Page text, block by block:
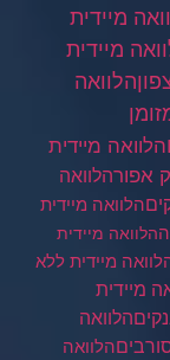
מיידית
מיידית
הלוואה
הלוואה מיידית
אפורהלוואה
הלוואה מיידית
הלוואה מיידית
מיידית ללא
מיידית
הלוואה
הלוואה